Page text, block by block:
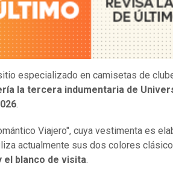
especializado en camisetas de
la tercera indumentaria de
.
Viajero", cuya vestimenta es
actualmente sus dos colores
blanco de visita.